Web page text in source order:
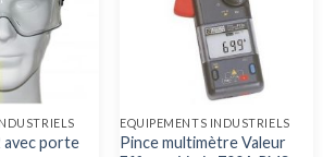
avec porte
EQUIPEMENTS INDUSTRIELS
Pince multimètre Valeur